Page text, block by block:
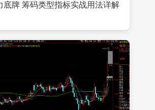
底牌 筹码类型指标实战用法详解